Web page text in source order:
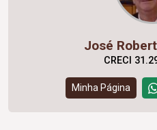
José
CRECI
Minha Página